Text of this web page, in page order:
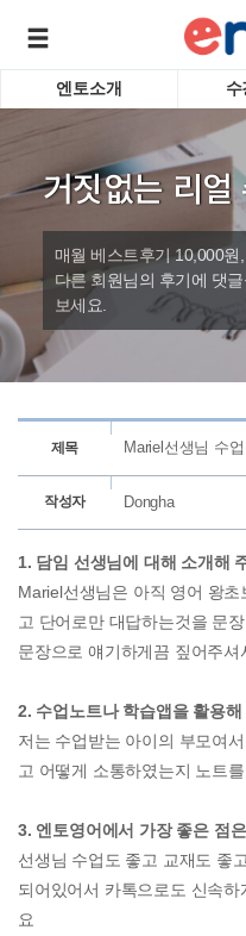
학습도우미 G1
바로가기
엔토소개 수
거짓없는 리얼
매월 베스트후기 10,000원
다른 회원님의 후기에 댓
보세요.
제목 Mariel선생님 수
작성자 Dongha
1. 담임 선생님에 대해 소개해
Mariel선생님은 아직 영어 왕
고 단어로만 대답하는것을 문
문장으로 얘기하게끔 짚어주셔
2. 수업노트나 학습앱을 활용
저는 수업받는 아이의 부모여
고 어떻게 소통하였는지 노트
3. 엔토영어에서 가장 좋은 점
선생님 수업도 좋고 교재도 좋
되어있어서 카톡으로도 신속
요